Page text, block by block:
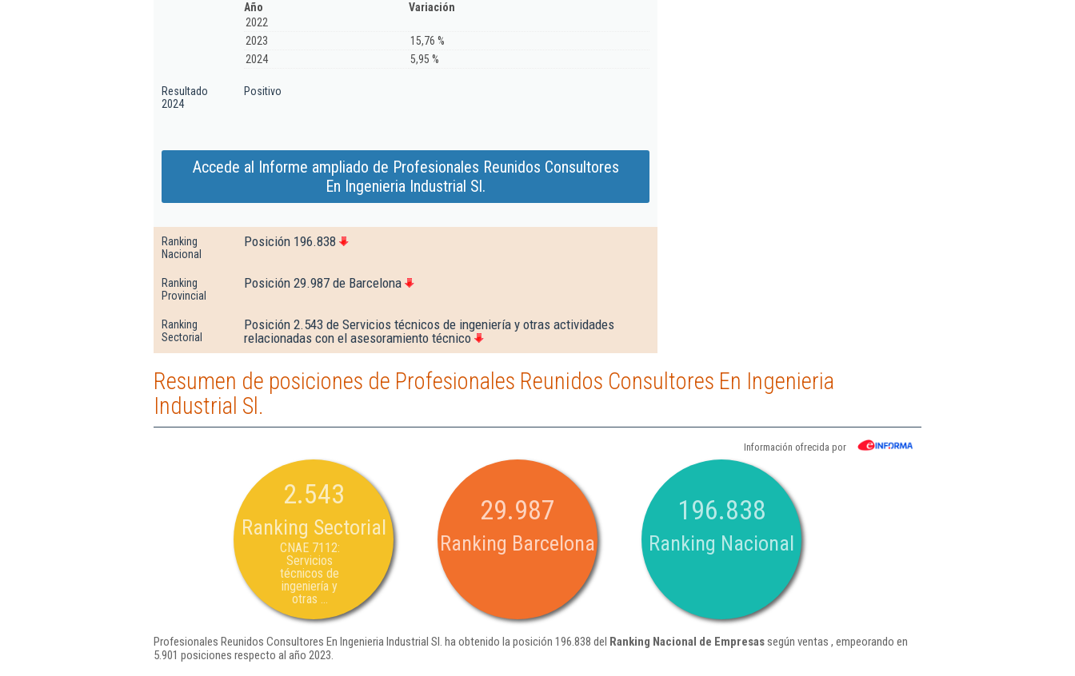
Año
Variación
2022
2023
15,76 %
2024
5,95 %
Resultado
2024
Positivo
Accede al Informe ampliado de Profesionales Reunidos Consultores
En Ingenieria Industrial Sl.
Ranking
Nacional
Posición 196.838
Ranking
Provincial
Posición 29.987 de Barcelona
Ranking
Sectorial
Posición 2.543 de Servicios técnicos de ingeniería y otras actividades
relacionadas con el asesoramiento técnico
Resumen de posiciones de Profesionales Reunidos Consultores En Ingenieria
Industrial Sl.
Información ofrecida por
2.543
Ranking Sectorial
CNAE 7112:
Servicios
técnicos de
ingeniería y
otras ...
29.987
Ranking Barcelona
196.838
Ranking Nacional
Profesionales Reunidos Consultores En Ingenieria Industrial Sl. ha obtenido la posición 196.838 del Ranking Nacional de Empresassegún ventas , empeorando en
5.901 posiciones respecto al año 2023.